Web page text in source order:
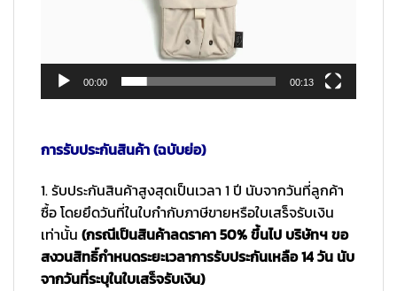
00:00 00:13
การรับประกันสินค้า (ฉบับย่อ)
1. รับประกันสินค้าสูงสุดเป็นเวลา 1 ปี นับจากวันที่ลูกค้า
ซื้อ โดยยึดวันที่ในใบกำกับภาษีขายหรือใบเสร็จรับเงิน
เท่านั้น (กรณีเป็นสินค้าลดราคา 50% ขึ้นไป บริษัทฯ ขอ
สงวนสิทธิ์กำหนดระยะเวลาการรับประกันเหลือ 14 วัน นับ
จากวันที่ระบุในใบเสร็จรับเงิน)